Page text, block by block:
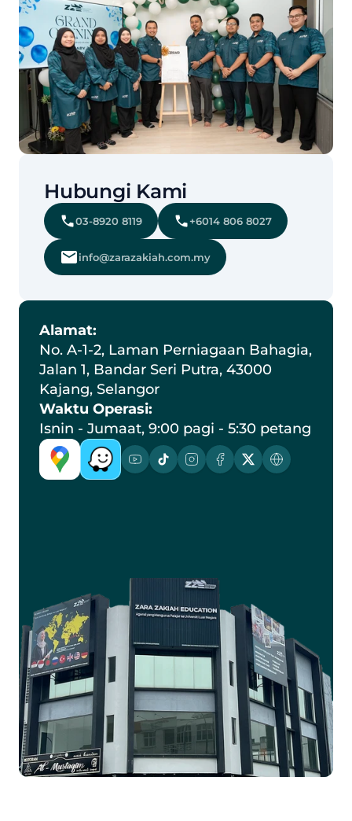
Hubungi Kami
03-8920 8119 +6014 806 8027
info@zarazakiah.com.my
Alamat:
No. A-1-2, Laman Perniagaan Bahagia,
Jalan 1, Bandar Seri Putra, 43000
Kajang, Selangor
Waktu Operasi:
Isnin - Jumaat, 9:00 pagi - 5:30 petang